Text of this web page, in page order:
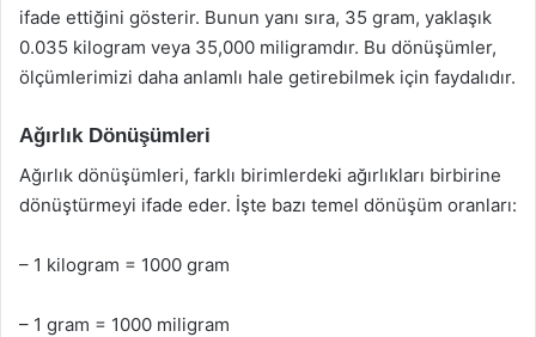
ifade ettiğini gösterir. Bunun yanı sıra, 35 gram, yaklaşık
0.035 kilogram veya 35,000 miligramdır. Bu dönüşümler,
ölçümlerimizi daha anlamlı hale getirebilmek için faydalıdır.
Ağırlık Dönüşümleri
Ağırlık dönüşümleri, farklı birimlerdeki ağırlıkları birbirine
dönüştürmeyi ifade eder. İşte bazı temel dönüşüm oranları:
– 1 kilogram = 1000 gram
– 1 gram = 1000 miligram